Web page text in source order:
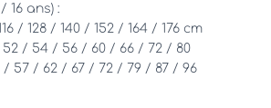
16 ans) :
/ 128 / 140 / 152 / 164 / 176 cm
52 / 54 / 56 / 60 / 66 / 72 / 80
/ 57 / 62 / 67 / 72 / 79 / 87 / 96